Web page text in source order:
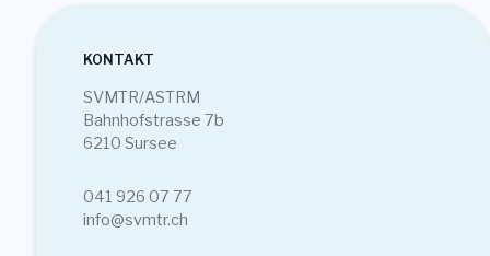
KONTAKT
SVMTR/ASTRM
Bahnhofstrasse 7b
6210 Sursee
041 926 07 77
info@svmtr.ch